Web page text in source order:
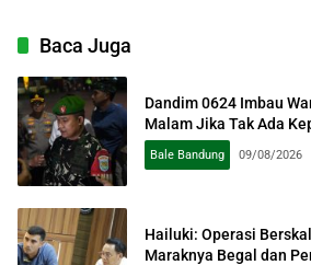
Baca Juga
Dandim 0624 Imbau
Malam Jika Tak Ada
Bale Bandung 09/08/2026
Hailuki: Operasi
Maraknya Begal dan